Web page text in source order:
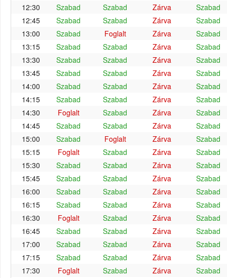
12:30
Szabad Szabad Zárva
Szabad
12:45
Szabad Szabad Zárva
Szabad
13:00
Szabad Foglalt Zárva
Szabad
13:15
Szabad Szabad Zárva
Szabad
13:30
Szabad Szabad Zárva
Szabad
13:45
Szabad Szabad Zárva
Szabad
14:00
Szabad Szabad Zárva
Szabad
14:15
Szabad Szabad Zárva
Szabad
14:30
Foglalt Szabad Zárva
Szabad
14:45
Szabad Szabad Zárva
Szabad
15:00
Szabad Foglalt Zárva
Szabad
15:15
Foglalt Szabad Zárva
Szabad
15:30
Szabad Szabad Zárva
Szabad
15:45
Szabad Szabad Zárva
Szabad
16:00
Szabad Szabad Zárva
Szabad
16:15
Szabad Szabad Zárva
Szabad
16:30
Foglalt Szabad Zárva
Szabad
16:45
Szabad Szabad Zárva
Szabad
17:00
Szabad Szabad Zárva
Szabad
17:15
Szabad Szabad Zárva
Szabad
17:30
Foglalt Szabad Zárva
Szabad